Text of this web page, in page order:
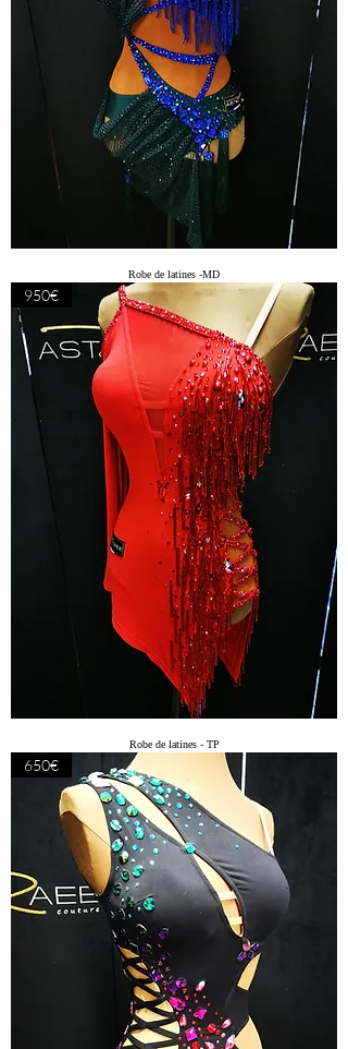
Robe de latines -MD
950€
Robe de latines - TP
650€